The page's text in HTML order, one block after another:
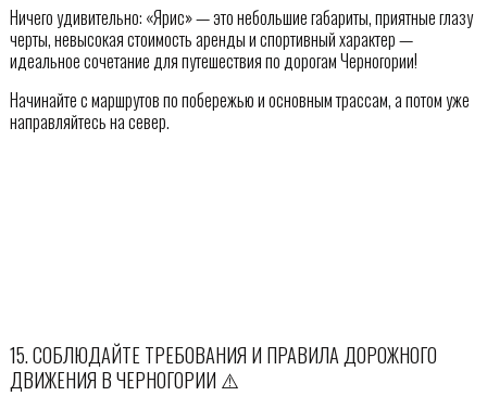
Ничего удивительно: «Ярис» — это небольшие габариты, приятные глазу
черты, невысокая стоимость аренды и спортивный характер —
идеальное сочетание для путешествия по дорогам Черногории!
Начинайте с маршрутов по побережью и основным трассам, а потом уже
направляйтесь на север.
15. СОБЛЮДАЙТЕ ТРЕБОВАНИЯ И ПРАВИЛА ДОРОЖНОГО
ДВИЖЕНИЯ В ЧЕРНОГОРИИ ⚠️